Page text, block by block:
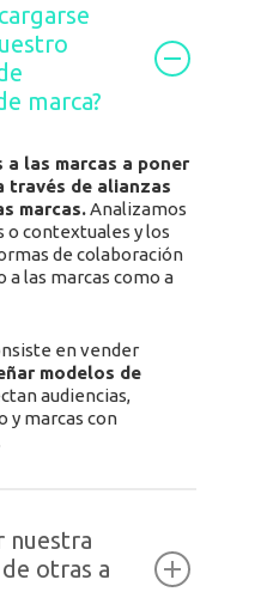
marca?
a las marcas a poner
través de alianzas
marcas.Analizamos
o contextuales y los
de colaboración
las marcas como a
en vender
modelos de
audiencias,
y marcas con
nuestra
otras a